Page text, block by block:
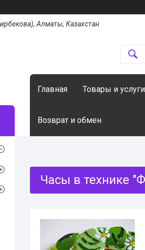
Алматы, Казахстан
Главная Товары и услуги
Возврат и обмен
Часы в технике